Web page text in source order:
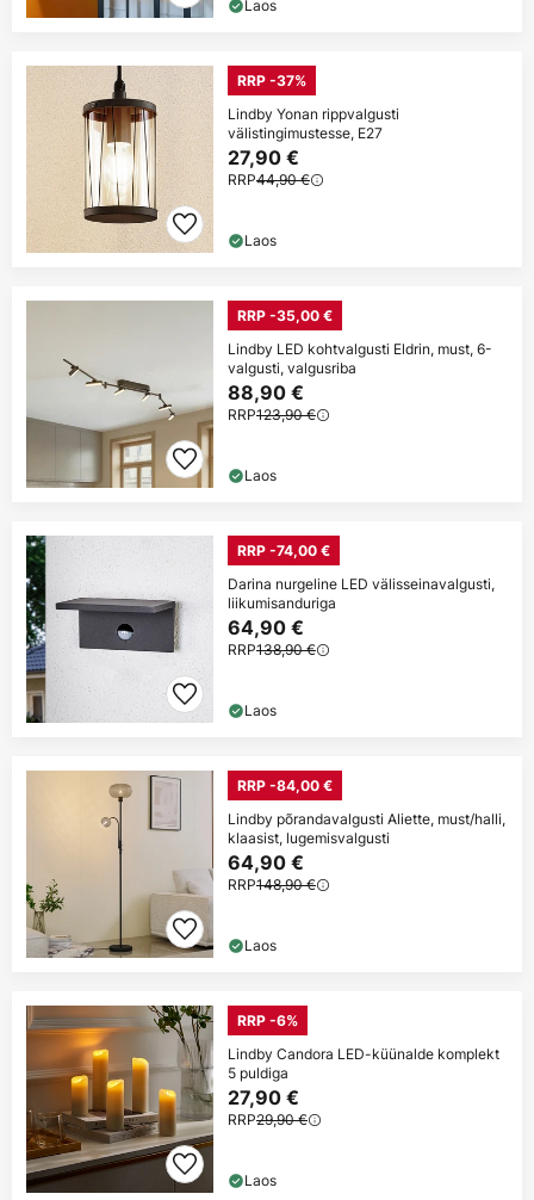
Laos
RRP -37%
Lindby Yonan rippvalgusti
välistingimustesse, E27
27,90 €
RRP44,90 €
Laos
RRP -35,00 €
Lindby LED kohtvalgusti Eldrin, must, 6-
valgusti, valgusriba
88,90 €
RRP123,90 €
Laos
RRP -74,00 €
Darina nurgeline LED välisseinavalgusti,
liikumisanduriga
64,90 €
RRP138,90 €
Laos
RRP -84,00 €
Lindby põrandavalgusti Aliette, must/halli,
klaasist, lugemisvalgusti
64,90 €
RRP148,90 €
Laos
RRP -6%
Lindby Candora LED-küünalde komplekt
5 puldiga
27,90 €
RRP29,90 €
Laos